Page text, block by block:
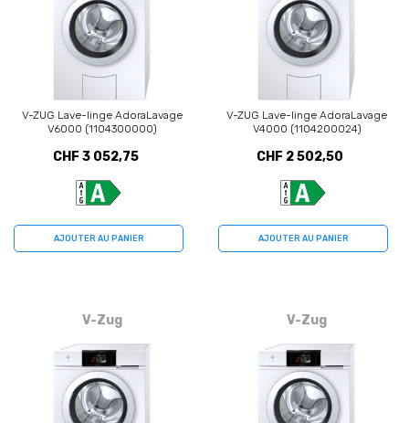
V-ZUG Lave-linge AdoraLavage
V6000 (1104300000)
CHF 3 052,75
AJOUTER AU PANIER
V-ZUG Lave-linge AdoraLavage
V4000 (1104200024)
CHF 2 502,50
AJOUTER AU PANIER
V-Zug V-Zug